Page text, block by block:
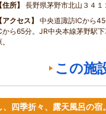
住所
長野県茅野市北山３４１
アクセス
中央道諏訪ICから
から65分。JR中央本線茅野駅
この施
四季折々、露天風呂の宿